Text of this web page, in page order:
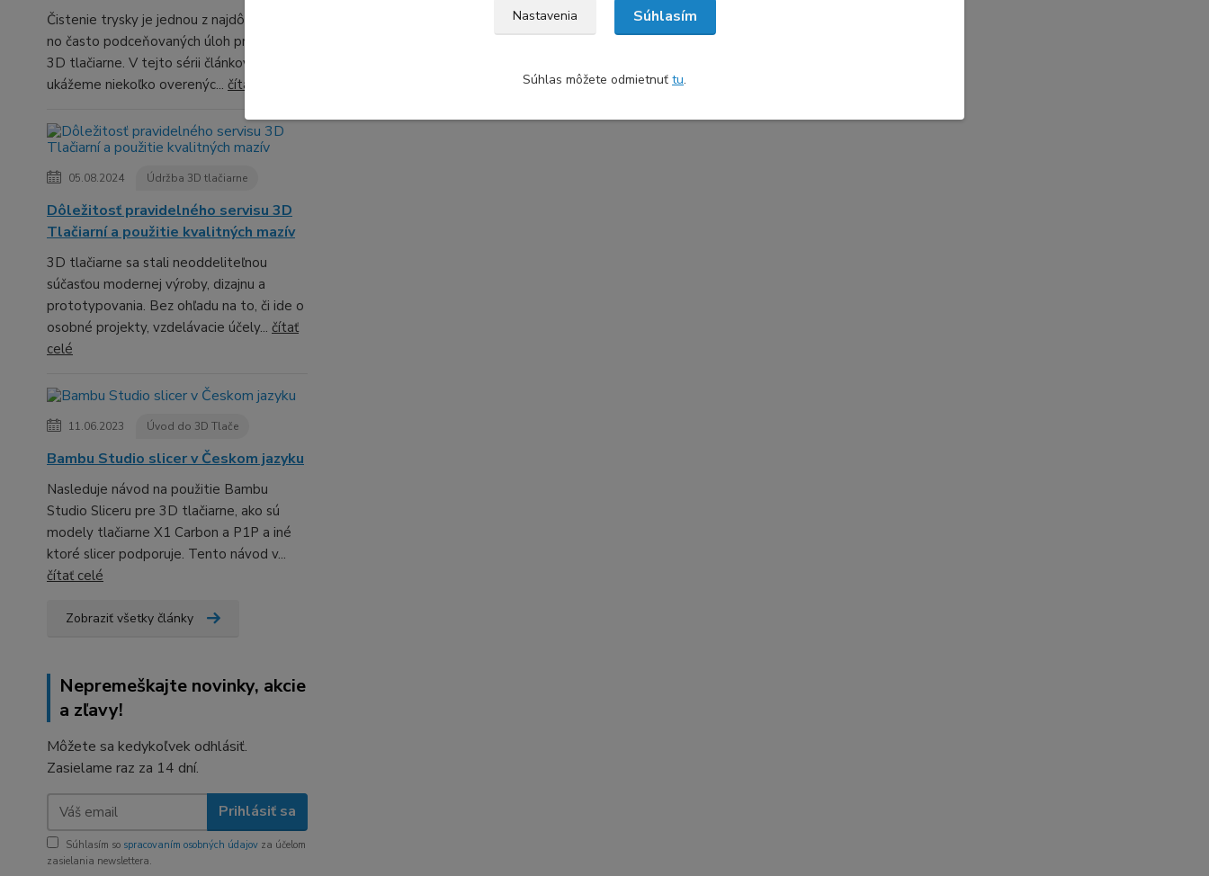
Čistenie trysky je jednou z najdôležitejších,
no často podceňovaných úloh pri údržbe
3D tlačiarne. V tejto sérii článkov ti
ukážeme niekoľko overenýc... čítať celé
05.08.2024 Údržba 3D tlačiarne
Dôležitosť pravidelného servisu 3D
Tlačiarní a použitie kvalitných mazív
3D tlačiarne sa stali neoddeliteľnou
súčasťou modernej výroby, dizajnu a
prototypovania. Bez ohľadu na to, či ide o
osobné projekty, vzdelávacie účely... čítať
celé
11.06.2023 Úvod do 3D Tlače
Bambu Studio slicer v Českom jazyku
Nasleduje návod na použitie Bambu
Studio Sliceru pre 3D tlačiarne, ako sú
modely tlačiarne X1 Carbon a P1P a iné
ktoré slicer podporuje. Tento návod v...
čítať celé
Zobraziť všetky články
Nepremeškajte novinky, akcie
a zľavy!
Môžete sa kedykoľvek odhlásiť.
Zasielame raz za 14 dní.
Prihlásiť sa
Súhlasím so spracovaním osobných údajov za účelom
zasielania newslettera.
Nastavenia Súhlasím
Súhlas môžete odmietnuť tu.